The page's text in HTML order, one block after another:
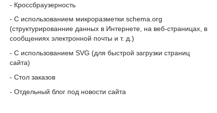
- Кроссбраузерность
- С использованием микроразметки schema.org
(структурированние данных в Интернете, на веб-страницах, в
сообщениях электронной почты и т. д.)
- С использованием SVG (для быстрой загрузки страниц
сайта)
- Стол заказов
- Отдельный блог под новости сайта